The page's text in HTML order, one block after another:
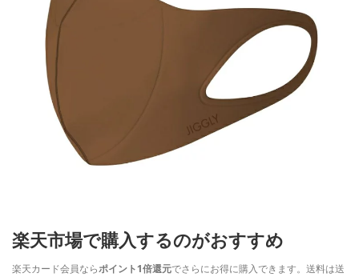
楽天市場で購入するのがおすすめ
楽天カード会員ならポイント1倍還元でさらにお得に購入できます。送料は送